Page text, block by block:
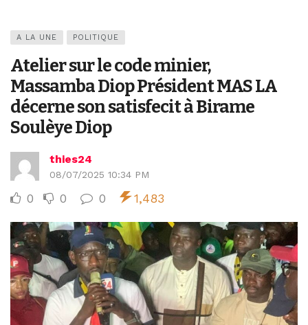
A LA UNE POLITIQUE
Atelier sur le code minier,
Massamba Diop Président MAS LA
décerne son satisfecit à Birame
Soulèye Diop
thies24
08/07/2025 10:34 PM
0 0 0 1,483